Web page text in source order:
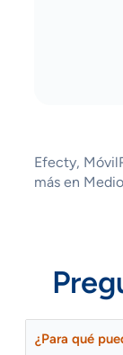
Efecty,
más en
¿Para qué